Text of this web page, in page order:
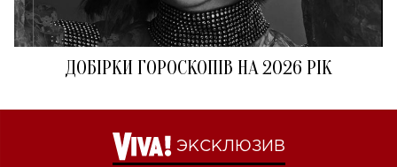
ДОБІРКИ ГОРОСКОПІВ НА 2026 РІК
ЭКСКЛЮЗИВ